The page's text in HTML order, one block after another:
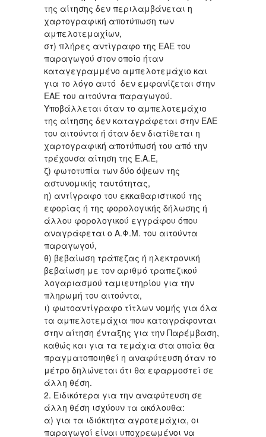
της αίτησης δεν περιλαμβάνεται η
χαρτογραφική αποτύπωση των
αμπελοτεμαχίων,
στ) πλήρες αντίγραφο της ΕΑΕ του
παραγωγού στον οποίο ήταν
καταγεγραμμένο αμπελοτεμάχιο και
για το λόγο αυτό δεν εμφανίζεται στην
ΕΑΕ του αιτούντα παραγωγού.
Υποβάλλεται όταν το αμπελοτεμάχιο
της αίτησης δεν καταγράφεται στην ΕΑΕ
του αιτούντα ή όταν δεν διατίθεται η
χαρτογραφική αποτύπωσή του από την
τρέχουσα αίτηση της Ε.Α.Ε,
ζ) φωτοτυπία των δύο όψεων της
αστυνομικής ταυτότητας,
η) αντίγραφο του εκκαθαριστικού της
εφορίας ή της φορολογικής δήλωσης ή
άλλου φορολογικού εγγράφου όπου
αναγράφεται ο Α.Φ.Μ. του αιτούντα
παραγωγού,
θ) βεβαίωση τράπεζας ή ηλεκτρονική
βεβαίωση με τον αριθμό τραπεζικού
λογαριασμού ταμιευτηρίου για την
πληρωμή του αιτούντα,
ι) φωτοαντίγραφο τίτλων νομής για όλα
τα αμπελοτεμάχια που καταγράφονται
στην αίτηση ένταξης για την Παρέμβαση,
καθώς και για τα τεμάχια στα οποία θα
πραγματοποιηθεί η αναφύτευση όταν το
μέτρο δηλώνεται ότι θα εφαρμοστεί σε
άλλη θέση.
2. Ειδικότερα για την αναφύτευση σε
άλλη θέση ισχύουν τα ακόλουθα:
α) για τα ιδιόκτητα αγροτεμάχια, οι
παραγωγοί είναι υποχρεωμένοι να